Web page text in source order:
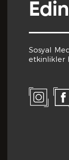
Edin
Sosyal
etkinlikler
Eğitim
Bize Kaç